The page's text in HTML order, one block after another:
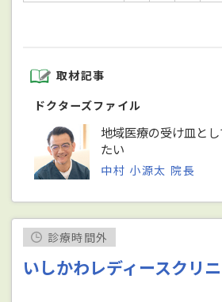
取材記事
ドクターズファイル
地域医療の受け皿と
たい
中村 小源太 院長
診療時間外
いしかわレディースクリ